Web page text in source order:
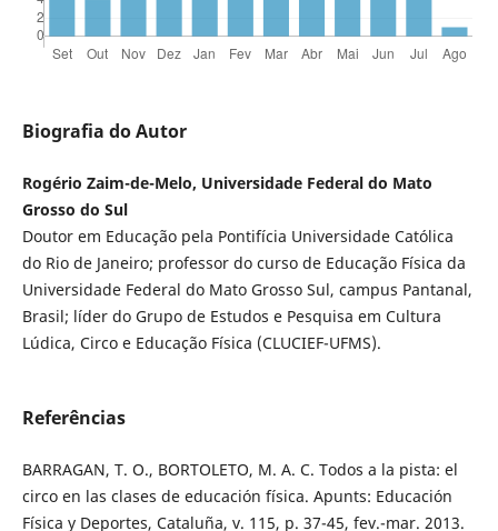
Biografia do Autor
Rogério Zaim-de-Melo, Universidade Federal do Mato
Grosso do Sul
Doutor em Educação pela Pontifícia Universidade Católica
do Rio de Janeiro; professor do curso de Educação Física da
Universidade Federal do Mato Grosso Sul, campus Pantanal,
Brasil; líder do Grupo de Estudos e Pesquisa em Cultura
Lúdica, Circo e Educação Física (CLUCIEF-UFMS).
Referências
BARRAGAN, T. O., BORTOLETO, M. A. C. Todos a la pista: el
circo en las clases de educación física. Apunts: Educación
Física y Deportes, Cataluña, v. 115, p. 37-45, fev.-mar. 2013.